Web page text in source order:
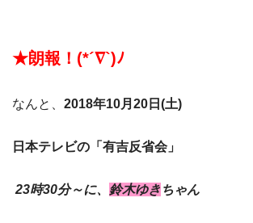
★朗報！(*´∇`)ﾉ
なんと、 2018年10月20日(土)
日本テレビの「有吉反省会」
23時30分～に、 鈴木ゆき ちゃん